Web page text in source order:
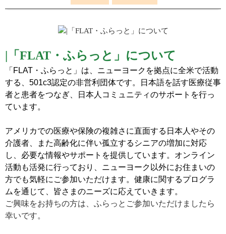
| 「 FLAT・ふらっと」について
「FLAT・ふらっと」は、ニューヨークを拠点に全米で活動
する、501c3認定の非営利団体です。日本語を話す医療従事
者と患者をつなぎ、日本人コミュニティのサポートを行っ
ています。
アメリカでの医療や保険の複雑さに直面する日本人やその
介護者、また高齢化に伴い孤立するシニアの増加に対応
し、必要な情報やサポートを提供しています。オンライン
活動も活発に行っており、ニューヨーク以外にお住まいの
方でも気軽にご参加いただけます。健康に関するプログラ
ムを通じて、皆さまのニーズに応えていきます。
ご興味をお持ちの方は、ふらっとご参加いただけましたら
幸いです。